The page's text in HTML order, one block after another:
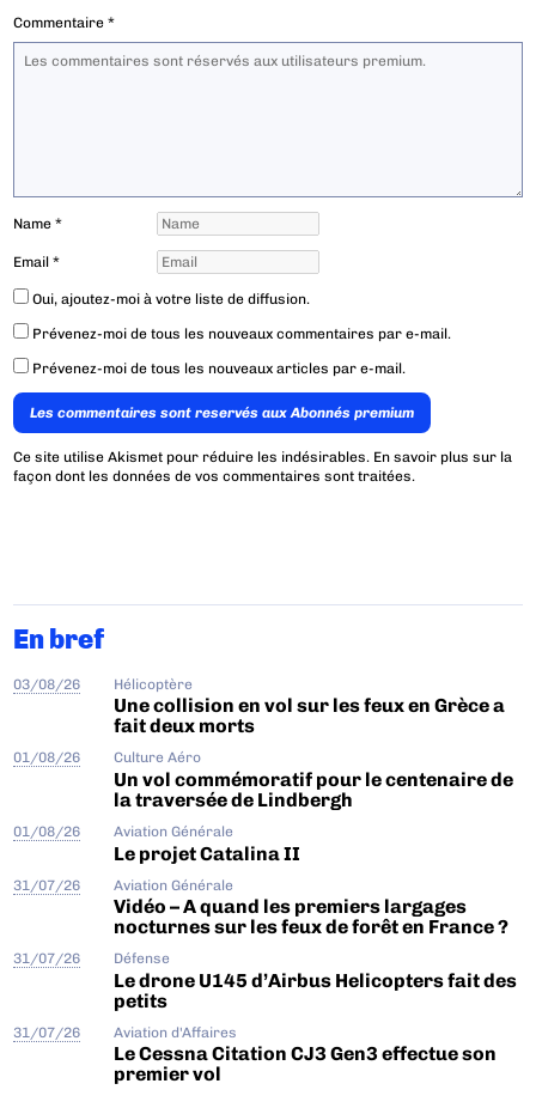
Commentaire*
Name*
Email*
Oui, ajoutez-moi à votre liste de diffusion.
Prévenez-moi de tous les nouveaux commentaires par e-mail.
Prévenez-moi de tous les nouveaux articles par e-mail.
Les commentaires sont reservés aux Abonnés premium
Ce site utilise Akismet pour réduire les indésirables. En savoir plus sur la
façon dont les données de vos commentaires sont traitées.
En bref
03/08/26 Hélicoptère
Une collision en vol sur les feux en Grèce a
fait deux morts
01/08/26 Culture Aéro
Un vol commémoratif pour le centenaire de
la traversée de Lindbergh
01/08/26 Aviation Générale
Le projet Catalina II
31/07/26 Aviation Générale
Vidéo – A quand les premiers largages
nocturnes sur les feux de forêt en France ?
31/07/26 Défense
Le drone U145 d’Airbus Helicopters fait des
petits
31/07/26 Aviation d'Affaires
Le Cessna Citation CJ3 Gen3 effectue son
premier vol